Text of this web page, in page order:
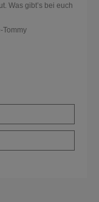
Was gibt’s bei euch
Tommy